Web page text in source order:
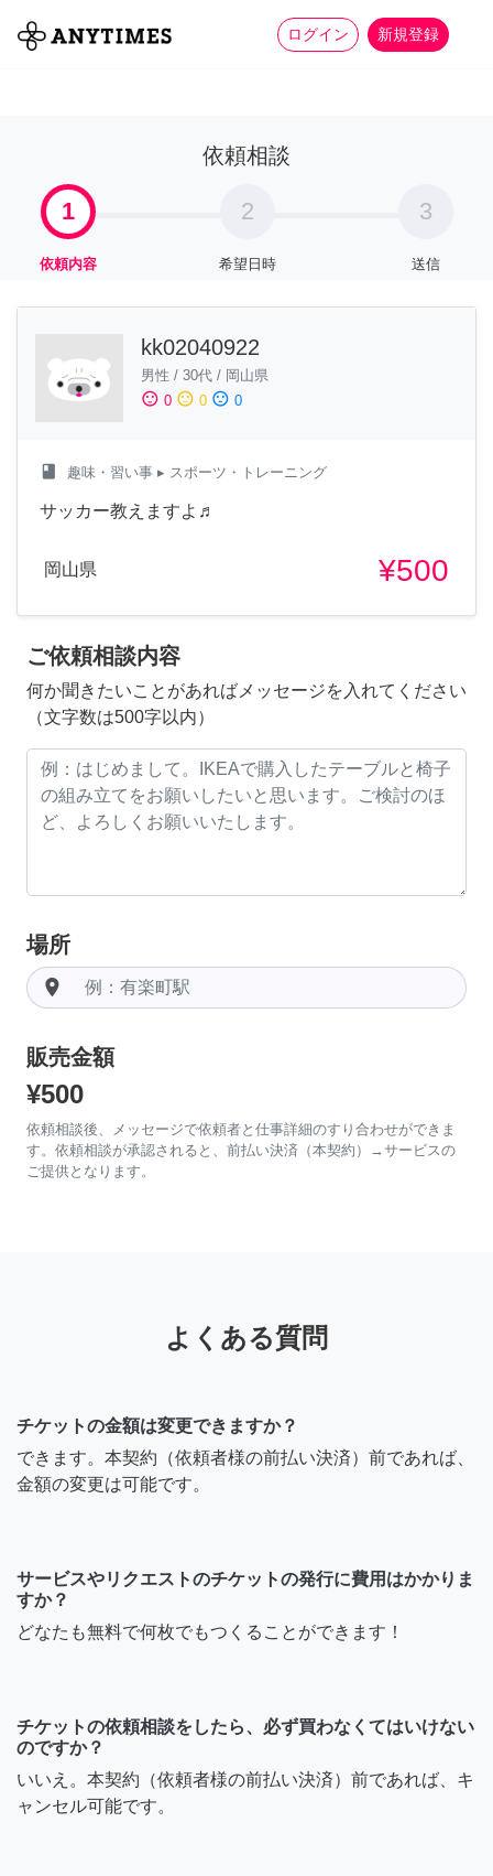
ログイン 新規登録
全て 家事 more_horiz
依頼相談
1
依頼内容
2
希望日時
3
送信
kk02040922
男性 / 30代 / 岡山県
sentiment_satisfied 0 sentiment_neutral 0 sentiment_dissatisfied 0
class 趣味・習い事 ▸ スポーツ・トレーニング
サッカー教えますよ♬
岡山県 ¥500
ご依頼相談内容
何か聞きたいことがあればメッセージを入れてください
（文字数は500字以内）
場所
room
販売金額
¥500
依頼相談後、メッセージで依頼者と仕事詳細のすり合わせができま
す。依頼相談が承認されると、前払い決済（本契約）→サービスの
ご提供となります。
よくある質問
チケットの金額は変更できますか？
できます。本契約（依頼者様の前払い決済）前であれば、
金額の変更は可能です。
サービスやリクエストのチケットの発行に費用はかかりま
すか？
どなたも無料で何枚でもつくることができます！
チケットの依頼相談をしたら、必ず買わなくてはいけない
のですか？
いいえ。本契約（依頼者様の前払い決済）前であれば、キ
ャンセル可能です。